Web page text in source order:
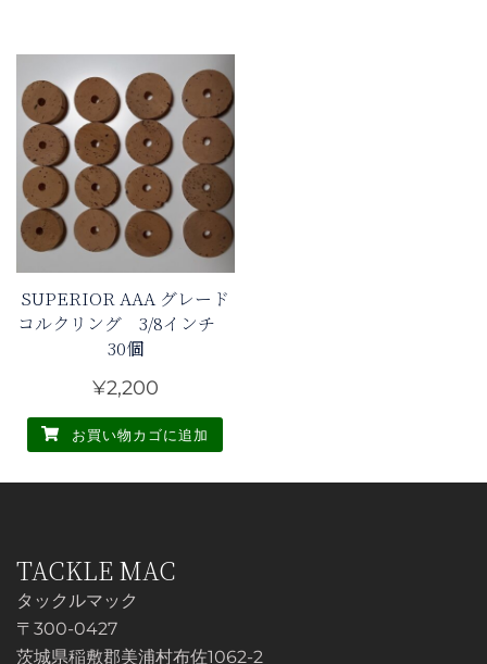
SUPERIOR AAA グレード
コルクリング 3/8インチ
30個
¥2,200
お買い物カゴに追加
TACKLE MAC
タックルマック
〒300-0427
茨城県稲敷郡美浦村布佐1062-2